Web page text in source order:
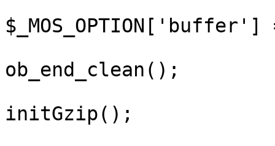
ob_end_clean();
initGzip();